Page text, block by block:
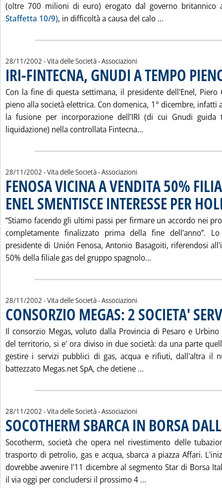
(oltre 700 milioni di euro) erogato dal governo britannico
Staffetta 10/9), in difficoltà a causa del calo ...
28/11/2002 - Vita delle Società - Associazioni
IRI-FINTECNA, GNUDI A TEMPO
Con la fine di questa settimana, il presidente dell'Enel, Piero
pieno alla società elettrica. Con domenica, 1° dicembre, infatti
la fusione per incorporazione dell'IRI (di cui Gnudi
liquidazione) nella controllata Fintecna...
28/11/2002 - Vita delle Società - Associazioni
FENOSA VICINA A VENDITA 50%
ENEL SMENTISCE INTERESSE PER
“Stiamo facendo gli ultimi passi per firmare un accordo nei
completamente finalizzato prima della fine dell'anno”.
presidente di Unión Fenosa, Antonio Basagoiti, riferendosi
50% della filiale gas del gruppo spagnolo...
28/11/2002 - Vita delle Società - Associazioni
CONSORZIO MEGAS: 2 SOCIETA'
Il consorzio Megas, voluto dalla Provincia di Pesaro e
del territorio, si e' ora diviso in due società: da una parte
gestire i servizi pubblici di gas, acqua e rifiuti, dall'altra il
battezzato Megas.net SpA, che detiene ...
28/11/2002 - Vita delle Società - Associazioni
SOCOTHERM SBARCA IN BORSA
Socotherm, società che opera nel rivestimento delle
trasporto di petrolio, gas e acqua, sbarca a piazza Affari.
dovrebbe avvenire l'11 dicembre al segmento Star di Borsa
il via oggi per concludersi il prossimo 4 ...